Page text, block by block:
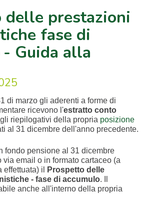
delle prestazioni
fase di
Guida alla
di marzo gli aderenti a forme di
ricevono l'estratto conto
riepilogativi della propria posizione
al 31 dicembre dell'anno precedente.
fondo pensione al 31 dicembre
via email o in formato cartaceo (a
il
Prospetto delle
- fase di accumulo. Il
anche all'interno della propria